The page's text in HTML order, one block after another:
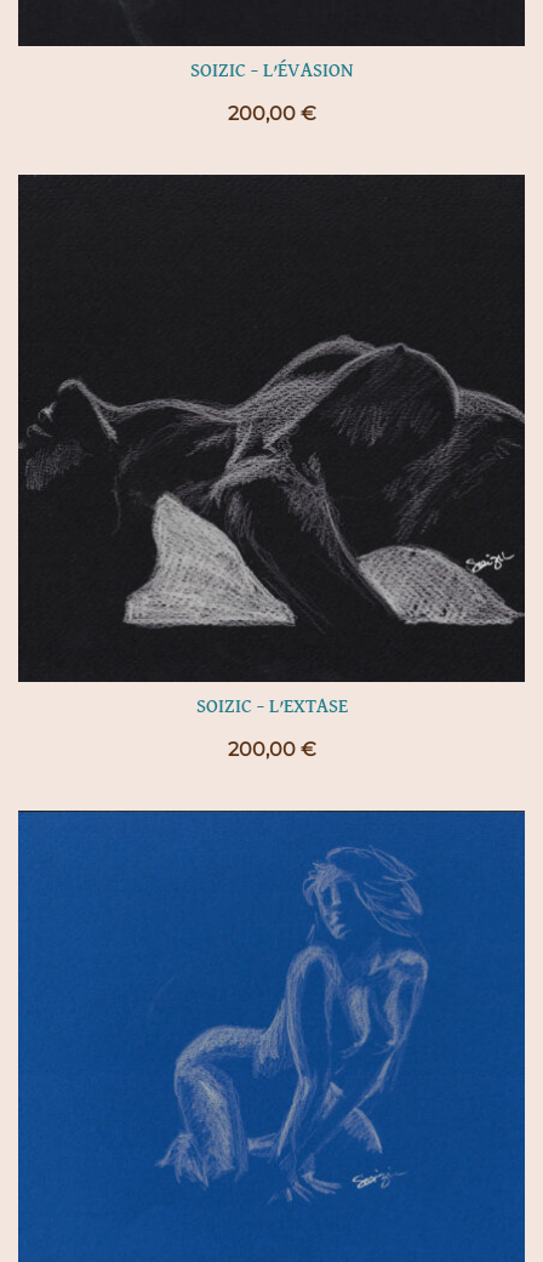
SOIZIC – L’ÉVASION
200,00 €
SOIZIC – L’EXTASE
200,00 €